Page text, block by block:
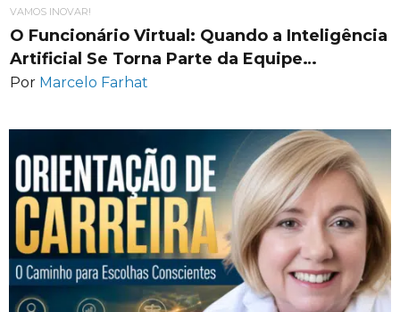
VAMOS INOVAR!
O Funcionário Virtual: Quando a Inteligência
Artificial Se Torna Parte da Equipe…
Por Marcelo Farhat